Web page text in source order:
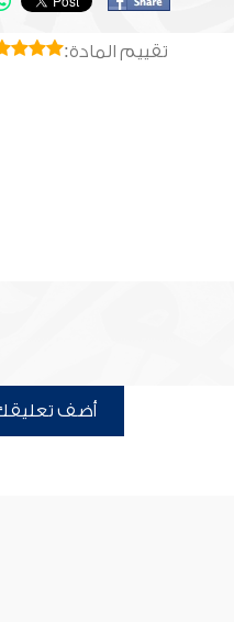
تقييم المادة:
أضف